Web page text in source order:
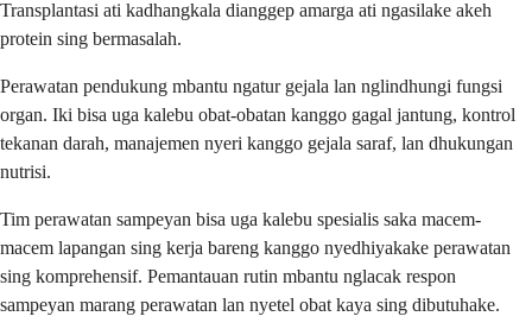
Transplantasi ati kadhangkala dianggep amarga ati ngasilake akeh
protein sing bermasalah.
Perawatan pendukung mbantu ngatur gejala lan nglindhungi fungsi
organ. Iki bisa uga kalebu obat-obatan kanggo gagal jantung, kontrol
tekanan darah, manajemen nyeri kanggo gejala saraf, lan dhukungan
nutrisi.
Tim perawatan sampeyan bisa uga kalebu spesialis saka macem-
macem lapangan sing kerja bareng kanggo nyedhiyakake perawatan
sing komprehensif. Pemantauan rutin mbantu nglacak respon
sampeyan marang perawatan lan nyetel obat kaya sing dibutuhake.